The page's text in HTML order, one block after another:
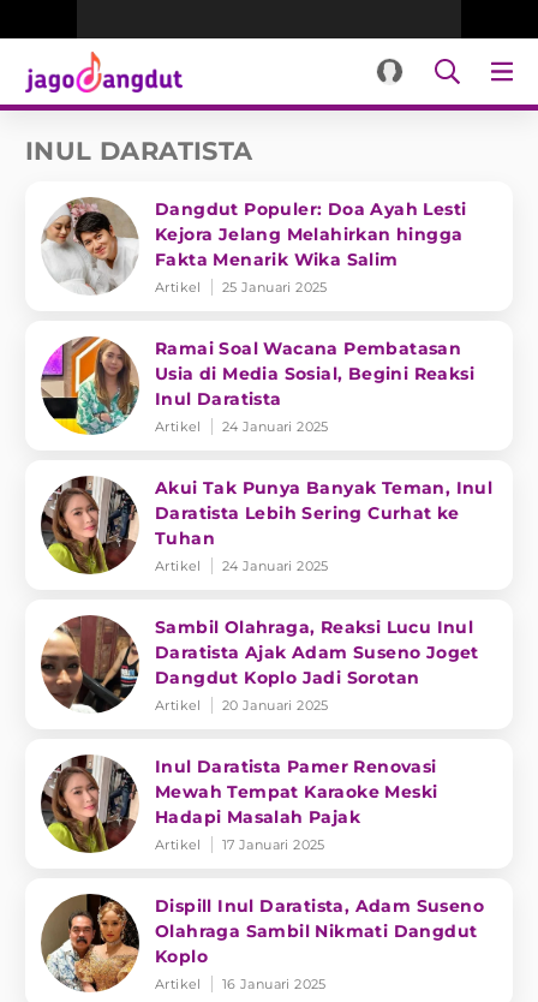
INUL DARATISTA
Dangdut Populer: Doa Ayah Lesti
Kejora Jelang Melahirkan hingga
Fakta Menarik Wika Salim
Artikel 25 Januari 2025
Ramai Soal Wacana Pembatasan
Usia di Media Sosial, Begini Reaksi
Inul Daratista
Artikel 24 Januari 2025
Akui Tak Punya Banyak Teman, Inul
Daratista Lebih Sering Curhat ke
Tuhan
Artikel 24 Januari 2025
Sambil Olahraga, Reaksi Lucu Inul
Daratista Ajak Adam Suseno Joget
Dangdut Koplo Jadi Sorotan
Artikel 20 Januari 2025
Inul Daratista Pamer Renovasi
Mewah Tempat Karaoke Meski
Hadapi Masalah Pajak
Artikel 17 Januari 2025
Dispill Inul Daratista, Adam Suseno
Olahraga Sambil Nikmati Dangdut
Koplo
Artikel 16 Januari 2025